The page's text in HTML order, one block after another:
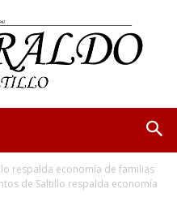
respalda economía de familias
de Saltillo respalda economía